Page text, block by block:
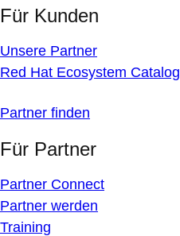
Für Kunden
Unsere Partner
Red Hat Ecosystem Catalog
Partner finden
Für Partner
Partner Connect
Partner werden
Training